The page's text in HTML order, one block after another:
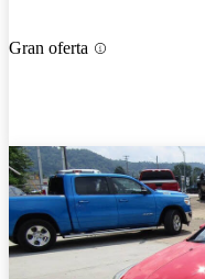
Gran oferta